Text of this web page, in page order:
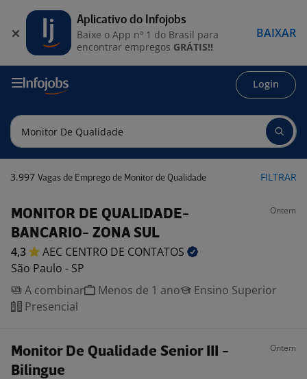
Login
3.997 Vagas de Emprego de Monitor de Qualidade FILTRAR
MONITOR DE QUALIDADE-
BANCARIO- ZONA SUL
Ontem
4,3 AEC CENTRO DE CONTATOS
São Paulo - SP
A combinar
Menos de 1 ano
Ensino Superior
Presencial
Monitor De Qualidade Senior III -
Bilingue
Ontem
Aplicativo do Infojobs
Baixe o App nº 1 do Brasil para
encontrar empregos GRÁTIS!!
BAIXAR